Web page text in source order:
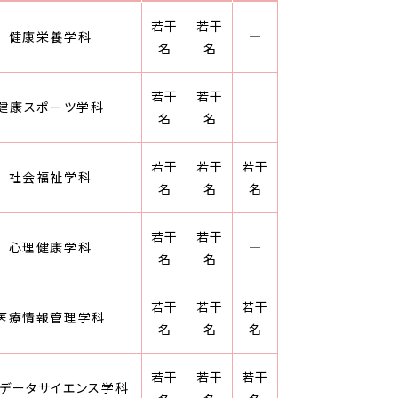
健康栄養学科
若干
名
若干
名
―
康スポーツ学科
若干
名
若干
名
―
社会福祉学科
若干
名
若干
名
若干
名
心理健康学科
若干
名
若干
名
―
療情報管理学科
若干
名
若干
名
若干
名
ータサイエンス学科
若干
若干
若干